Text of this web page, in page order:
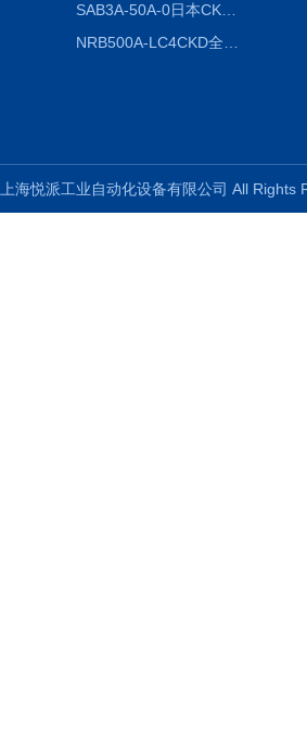
SAB3A-50A-0日本CKD全国授权代理
海悦派工业自动化设备有限公司 All